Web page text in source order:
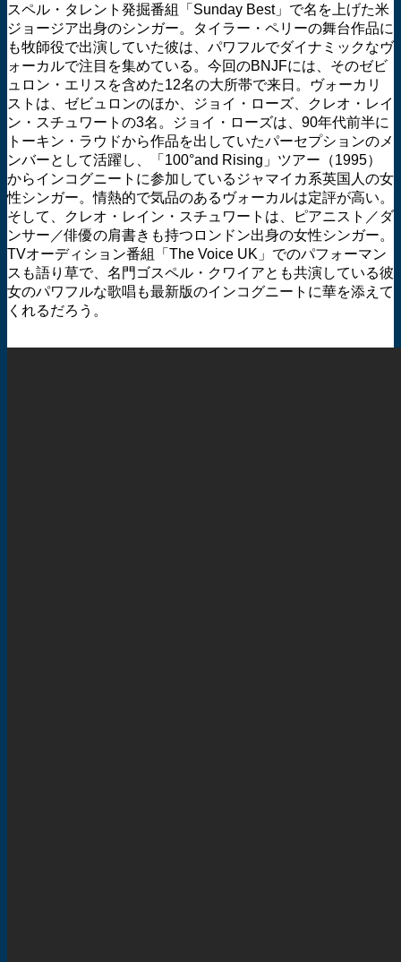
スペル・タレント発掘番組「Sunday Best」で名を上げた米
ジョージア出身のシンガー。タイラー・ペリーの舞台作品に
も牧師役で出演していた彼は、パワフルでダイナミックなヴ
ォーカルで注目を集めている。今回のBNJFには、そのゼビ
ュロン・エリスを含めた12名の大所帯で来日。ヴォーカリ
ストは、ゼビュロンのほか、ジョイ・ローズ、クレオ・レイ
ン・スチュワートの3名。ジョイ・ローズは、90年代前半に
トーキン・ラウドから作品を出していたパーセプションのメ
ンバーとして活躍し、「100°and Rising」ツアー（1995）
からインコグニートに参加しているジャマイカ系英国人の女
性シンガー。情熱的で気品のあるヴォーカルは定評が高い。
そして、クレオ・レイン・スチュワートは、ピアニスト／ダ
ンサー／俳優の肩書きも持つロンドン出身の女性シンガー。
TVオーディション番組「The Voice UK」でのパフォーマン
スも語り草で、名門ゴスペル・クワイアとも共演している彼
女のパワフルな歌唱も最新版のインコグニートに華を添えて
くれるだろう。